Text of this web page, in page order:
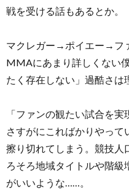
戦を受ける話もあるとか。
マクレガー→ポイエー→フ
MMAにあまり詳しくない
たく存在しない」過酷さは
「ファンの観たい試合を実
さすがにこればかりやって
擦り切れてしまう。競技人
ろそろ地域タイトルや階
がいいような……。